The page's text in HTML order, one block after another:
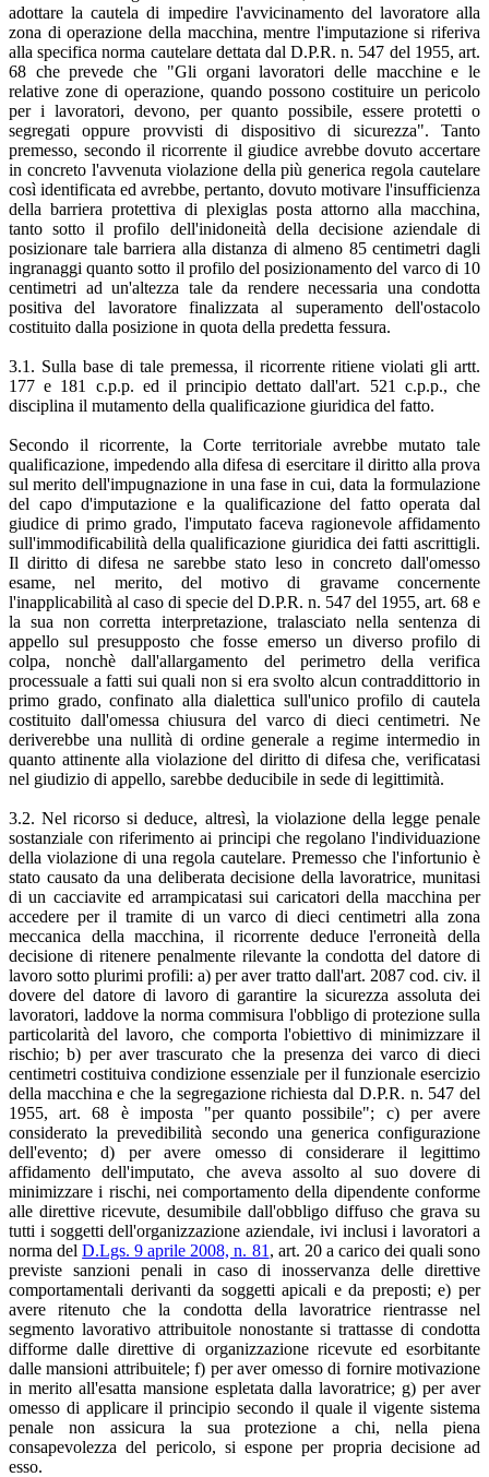
adottare la cautela di impedire l'avvicinamento del lavoratore alla
zona di operazione della macchina, mentre l'imputazione si riferiva
alla specifica norma cautelare dettata dal D.P.R. n. 547 del 1955, art.
68 che prevede che "Gli organi lavoratori delle macchine e le
relative zone di operazione, quando possono costituire un pericolo
per i lavoratori, devono, per quanto possibile, essere protetti o
segregati oppure provvisti di dispositivo di sicurezza". Tanto
premesso, secondo il ricorrente il giudice avrebbe dovuto accertare
in concreto l'avvenuta violazione della più generica regola cautelare
così identificata ed avrebbe, pertanto, dovuto motivare l'insufficienza
della barriera protettiva di plexiglas posta attorno alla macchina,
tanto sotto il profilo dell'inidoneità della decisione aziendale di
posizionare tale barriera alla distanza di almeno 85 centimetri dagli
ingranaggi quanto sotto il profilo del posizionamento del varco di 10
centimetri ad un'altezza tale da rendere necessaria una condotta
positiva del lavoratore finalizzata al superamento dell'ostacolo
costituito dalla posizione in quota della predetta fessura.
3.1. Sulla base di tale premessa, il ricorrente ritiene violati gli artt.
177 e 181 c.p.p. ed il principio dettato dall'art. 521 c.p.p., che
disciplina il mutamento della qualificazione giuridica del fatto.
Secondo il ricorrente, la Corte territoriale avrebbe mutato tale
qualificazione, impedendo alla difesa di esercitare il diritto alla prova
sul merito dell'impugnazione in una fase in cui, data la formulazione
del capo d'imputazione e la qualificazione del fatto operata dal
giudice di primo grado, l'imputato faceva ragionevole affidamento
sull'immodificabilità della qualificazione giuridica dei fatti ascrittigli.
Il diritto di difesa ne sarebbe stato leso in concreto dall'omesso
esame, nel merito, del motivo di gravame concernente
l'inapplicabilità al caso di specie del D.P.R. n. 547 del 1955, art. 68 e
la sua non corretta interpretazione, tralasciato nella sentenza di
appello sul presupposto che fosse emerso un diverso profilo di
colpa, nonchè dall'allargamento del perimetro della verifica
processuale a fatti sui quali non si era svolto alcun contraddittorio in
primo grado, confinato alla dialettica sull'unico profilo di cautela
costituito dall'omessa chiusura del varco di dieci centimetri. Ne
deriverebbe una nullità di ordine generale a regime intermedio in
quanto attinente alla violazione del diritto di difesa che, verificatasi
nel giudizio di appello, sarebbe deducibile in sede di legittimità.
3.2. Nel ricorso si deduce, altresì, la violazione della legge penale
sostanziale con riferimento ai principi che regolano l'individuazione
della violazione di una regola cautelare. Premesso che l'infortunio è
stato causato da una deliberata decisione della lavoratrice, munitasi
di un cacciavite ed arrampicatasi sui caricatori della macchina per
accedere per il tramite di un varco di dieci centimetri alla zona
meccanica della macchina, il ricorrente deduce l'erroneità della
decisione di ritenere penalmente rilevante la condotta del datore di
lavoro sotto plurimi profili: a) per aver tratto dall'art. 2087 cod. civ. il
dovere del datore di lavoro di garantire la sicurezza assoluta dei
lavoratori, laddove la norma commisura l'obbligo di protezione sulla
particolarità del lavoro, che comporta l'obiettivo di minimizzare il
rischio; b) per aver trascurato che la presenza dei varco di dieci
centimetri costituiva condizione essenziale per il funzionale esercizio
della macchina e che la segregazione richiesta dal D.P.R. n. 547 del
1955, art. 68 è imposta "per quanto possibile"; c) per avere
considerato la prevedibilità secondo una generica configurazione
dell'evento; d) per avere omesso di considerare il legittimo
affidamento dell'imputato, che aveva assolto al suo dovere di
minimizzare i rischi, nei comportamento della dipendente conforme
alle direttive ricevute, desumibile dall'obbligo diffuso che grava su
tutti i soggetti dell'organizzazione aziendale, ivi inclusi i lavoratori a
norma delD.Lgs. 9 aprile 2008, n. 81 , art. 20 a carico dei quali sono
previste sanzioni penali in caso di inosservanza delle direttive
comportamentali derivanti da soggetti apicali e da preposti; e) per
avere ritenuto che la condotta della lavoratrice rientrasse nel
segmento lavorativo attribuitole nonostante si trattasse di condotta
difforme dalle direttive di organizzazione ricevute ed esorbitante
dalle mansioni attribuitele; f) per aver omesso di fornire motivazione
in merito all'esatta mansione espletata dalla lavoratrice; g) per aver
omesso di applicare il principio secondo il quale il vigente sistema
penale non assicura la sua protezione a chi, nella piena
consapevolezza del pericolo, si espone per propria decisione ad
esso.